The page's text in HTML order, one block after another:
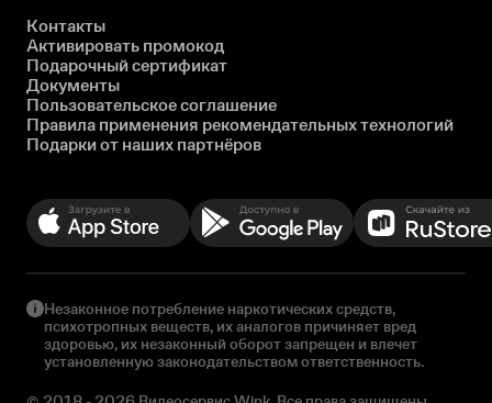
Контакты
Активировать промокод
Подарочный сертификат
Документы
Пользовательское соглашение
Правила применения рекомендательных технологий
Подарки от наших партнёров
Незаконное потребление наркотических средств,
психотропных веществ, их аналогов причиняет вред
здоровью, их незаконный оборот запрещен и влечет
установленную законодательством ответственность.